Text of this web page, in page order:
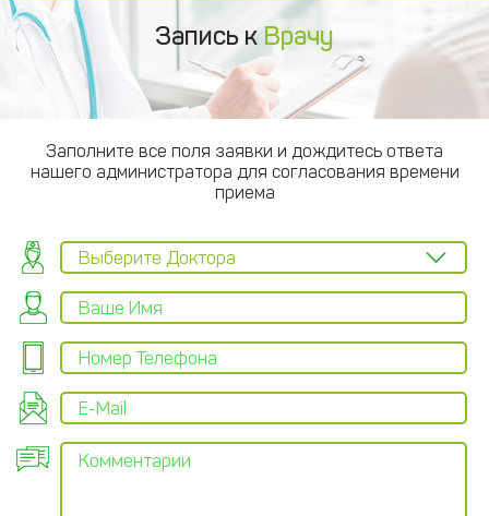
Запись кВрачу
Заполните все поля заявки и дождитесь ответа
нашего администратора для согласования времени
приема